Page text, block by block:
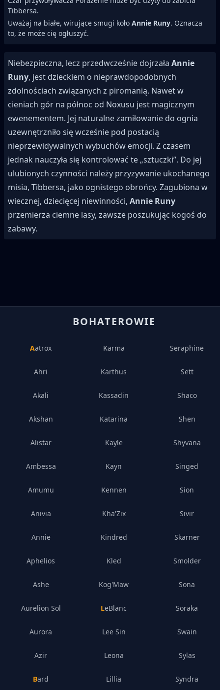
Tibbersa.
Uważaj na białe, wirujące smugi koło Annie Runy. Oznacza
to, że może cię ogłuszyć.
Niebezpieczna, lecz przedwcześnie dojrzała Annie
Runy, jest dzieckiem o nieprawdopodobnych
zdolnościach związanych z piromanią. Nawet w
cieniach gór na północ od Noxusu jest magicznym
ewenementem. Jej naturalne zamiłowanie do ognia
uzewnętrzniło się wcześnie pod postacią
nieprzewidywalnych wybuchów emocji. Z czasem
jednak nauczyła się kontrolować te „sztuczki”. Do jej
ulubionych czynności należy przyzywanie ukochanego
misia, Tibbersa, jako ognistego obrońcy. Zagubiona w
wiecznej, dziecięcej niewinności, Annie Runy
przemierza ciemne lasy, zawsze poszukując kogoś do
zabawy.
BOHATEROWIE
Aatrox
Ahri
Akali
Akshan
Alistar
Ambessa
Amumu
Anivia
Annie
Aphelios
Ashe
Aurelion Sol
Aurora
Azir
Bard
Karma
Karthus
Kassadin
Katarina
Kayle
Kayn
Kennen
Kha'Zix
Kindred
Kled
Kog'Maw
LeBlanc
Lee Sin
Leona
Lillia
Seraphine
Sett
Shaco
Shen
Shyvana
Singed
Sion
Sivir
Skarner
Smolder
Sona
Soraka
Swain
Sylas
Syndra